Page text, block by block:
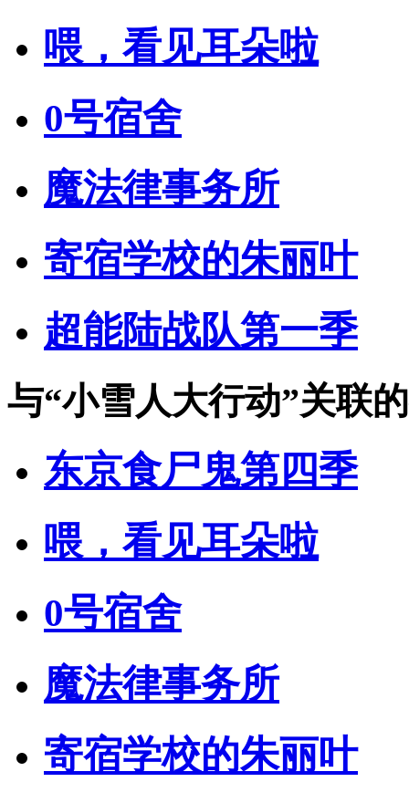
喂，看见耳朵啦
0号宿舍
魔法律事务所
寄宿学校的朱丽叶
超能陆战队第一季
与“小雪人大行动”关联
东京食尸鬼第四季
喂，看见耳朵啦
0号宿舍
魔法律事务所
寄宿学校的朱丽叶